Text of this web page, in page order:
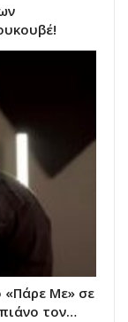
«Πάρε Με» σε
τον…